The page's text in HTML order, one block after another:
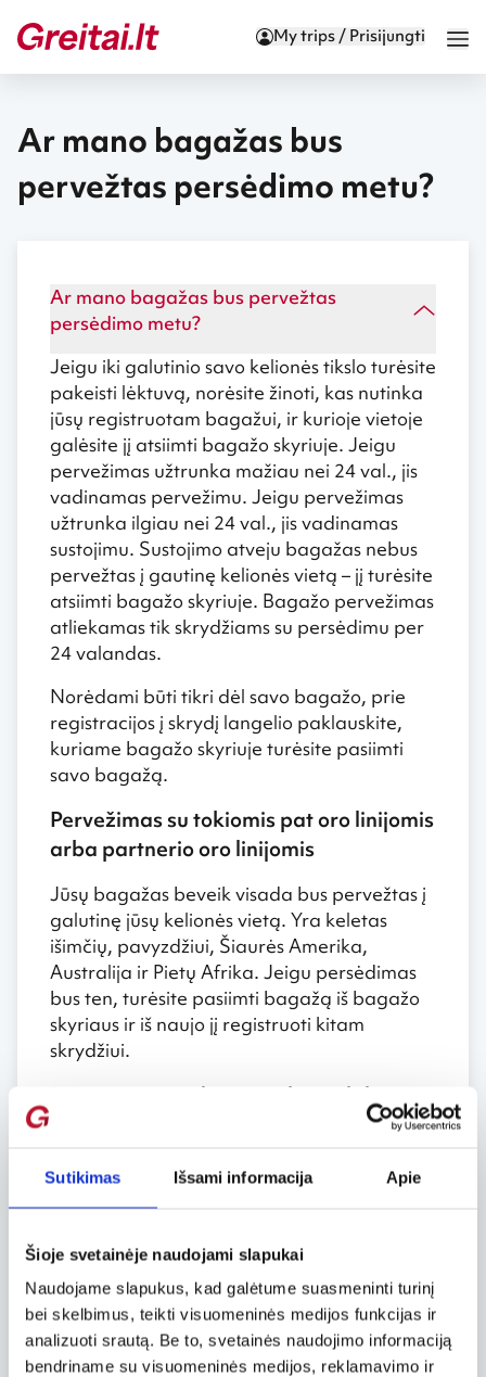
Sutikimas Išsami informacija Apie
Šioje svetainėje naudojami slapukai
Naudojame slapukus, kad galėtume suasmeninti turinį
bei skelbimus, teikti visuomeninės medijos funkcijas ir
analizuoti srautą. Be to, svetainės naudojimo informaciją
bendriname su visuomeninės medijos, reklamavimo ir
My trips / Prisijungti
Ar mano bagažas bus
pervežtas persėdimo metu?
Ar mano bagažas bus pervežtas
persėdimo metu?
Jeigu iki galutinio savo kelionės tikslo turėsite
pakeisti lėktuvą, norėsite žinoti, kas nutinka
jūsų registruotam bagažui, ir kurioje vietoje
galėsite jį atsiimti bagažo skyriuje. Jeigu
pervežimas užtrunka mažiau nei 24 val., jis
vadinamas pervežimu. Jeigu pervežimas
užtrunka ilgiau nei 24 val., jis vadinamas
sustojimu. Sustojimo atveju bagažas nebus
pervežtas į gautinę kelionės vietą – jį turėsite
atsiimti bagažo skyriuje. Bagažo pervežimas
atliekamas tik skrydžiams su persėdimu per
24 valandas.
Norėdami būti tikri dėl savo bagažo, prie
registracijos į skrydį langelio paklauskite,
kuriame bagažo skyriuje turėsite pasiimti
savo bagažą.
Pervežimas su tokiomis pat oro linijomis
arba partnerio oro linijomis
Jūsų bagažas beveik visada bus pervežtas į
galutinę jūsų kelionės vietą. Yra keletas
išimčių, pavyzdžiui, Šiaurės Amerika,
Australija ir Pietų Afrika. Jeigu persėdimas
bus ten, turėsite pasiimti bagažą iš bagažo
skyriaus ir iš naujo jį registruoti kitam
skrydžiui.
Pervežimas su dviem atskirais bilietas
su tokiomis pat oro linijomis arba
kelionės vietą. Jeigu skrisite su tokiomis pat
oro linijomis, prie registracijos į skrydį
langelio galite paklausti apie galimybę
pervežti jūsų bagažą į galutinę kelionės
vietą.